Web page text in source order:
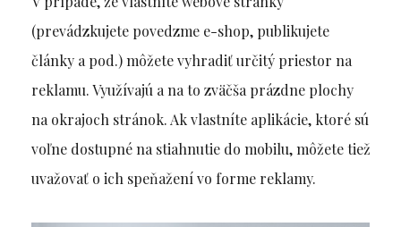
(prevádzkujete povedzme e-shop, publikujete
články a pod.) môžete vyhradiť určitý priestor na
reklamu. Využívajú a na to zväčša prázdne plochy
na okrajoch stránok. Ak vlastníte aplikácie, ktoré sú
voľne dostupné na stiahnutie do mobilu, môžete tiež
uvažovať o ich speňažení vo forme reklamy.